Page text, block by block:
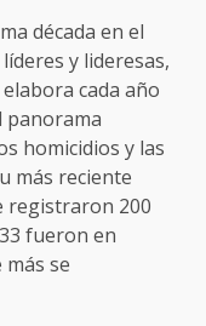
década en el
y lideresas,
cada año
panorama
homicidios y las
más reciente
registraron 200
fueron en
se